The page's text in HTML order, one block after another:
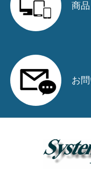
採用情報
選考プロセス
お問い合わせ
アクセス
商
お